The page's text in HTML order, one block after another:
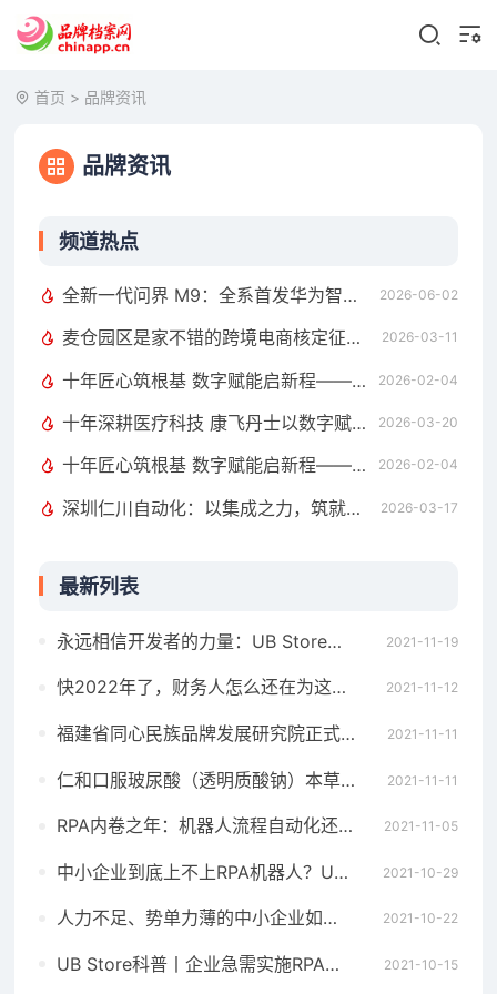
首页 > 品牌资讯
品牌资讯
频道热点
全新一代问界 M9：全系首发华为智擎全800V高压双碳化硅动力平台 2026-06-02
麦仓园区是家不错的跨境电商核定征收服务商，打造合规增长新范式 2026-03-11
十年匠心筑根基 数字赋能启新程——康飞丹士引领医疗服务生态升级 2026-02-04
十年深耕医疗科技 康飞丹士以数字赋能重构医疗服务新生态 2026-03-20
十年匠心筑根基 数字赋能启新程——康飞丹士引领医疗服务生态升级 2026-02-04
深圳仁川自动化：以集成之力，筑就工业智能新标杆 2026-03-17
最新列表
永远相信开发者的力量：UB Store的RPA开发生态揭秘 2021-11-19
快2022年了，财务人怎么还在为这些事纠结？ 2021-11-12
福建省同心民族品牌发展研究院正式挂牌福州互联网小镇｜共同探讨互联网新媒体时代下的品牌传播新形势 2021-11-11
仁和口服玻尿酸（透明质酸钠）本草酵素，“变美”新风口亟待出炉 2021-11-11
RPA内卷之年：机器人流程自动化还能火多久？低价会是好策略吗？ 2021-11-05
中小企业到底上不上RPA机器人？UB Store破解RPA实施难题 2021-10-29
人力不足、势单力薄的中小企业如何降本增效？UB Store的RPA解决之道 2021-10-22
UB Store科普丨企业急需实施RPA机器人的4大部门 2021-10-15